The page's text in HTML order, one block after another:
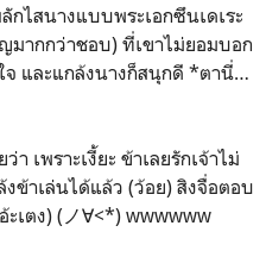
ไสนางแบบพระเอกซึนเดเระ
มากกว่าชอบ) ที่เขาไม่ยอมบอก
จ และแกล้งนางก็สนุกดี *ตานี่…
เพราะเงี้ยะ ข้าเลยรักเจ้าไม่
ข้าเล่นได้แล้ว (ว้อย) สิงจื่อตอบ
ะเตง) (ノ∀<*) wwwwww